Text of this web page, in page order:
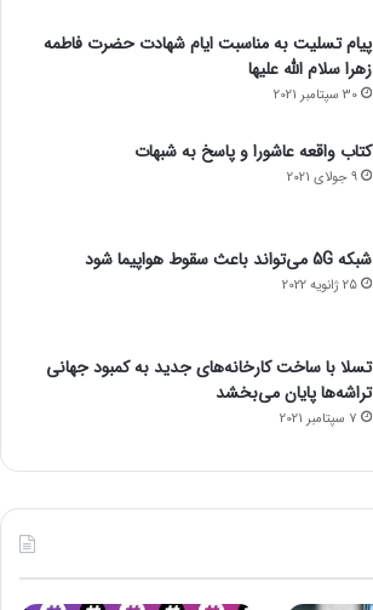
پیام تسلیت به مناسبت ایام شهادت حضرت فاطمه
زهرا سلام الله علیها
30 سپتامبر 2021
کتاب واقعه عاشورا و پاسخ به شبهات
9 جولای 2021
شبکه 5G می‌تواند باعث سقوط هواپیما شود
25 ژانویه 2022
تسلا با ساخت کارخانه‌های جدید به کمبود جهانی
تراشه‌ها پایان می‌بخشد
7 سپتامبر 2021